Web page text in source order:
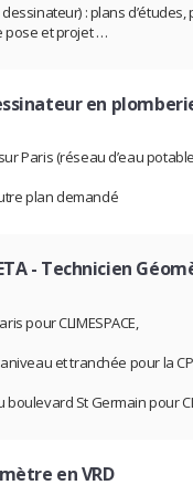
: plans
pose et projet …
en
Paris (réseau d’eau
plan demandé
- Technicien
pour CLIMESPACE,
et tranchée pour la
St Germain pour
en VRD